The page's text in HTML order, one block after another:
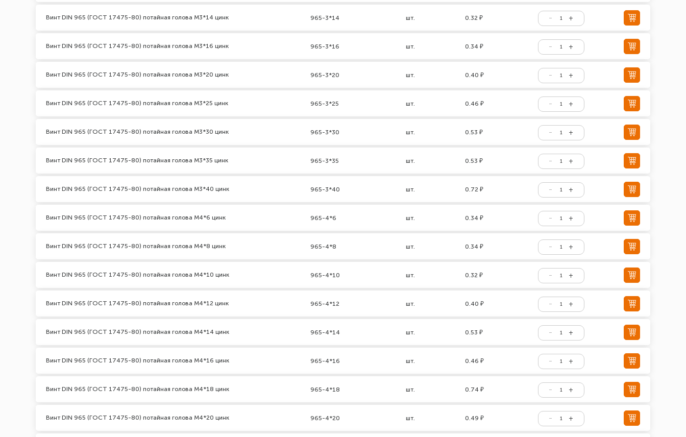
Винт DIN 965 (ГОСТ 17475-80) потайная голова М3*14 цинк 965-3*14 шт. 0.32 ₽
Винт DIN 965 (ГОСТ 17475-80) потайная голова М3*16 цинк 965-3*16 шт. 0.34 ₽
Винт DIN 965 (ГОСТ 17475-80) потайная голова М3*20 цинк 965-3*20 шт. 0.40 ₽
Винт DIN 965 (ГОСТ 17475-80) потайная голова М3*25 цинк 965-3*25 шт. 0.46 ₽
Винт DIN 965 (ГОСТ 17475-80) потайная голова М3*30 цинк 965-3*30 шт. 0.53 ₽
Винт DIN 965 (ГОСТ 17475-80) потайная голова М3*35 цинк 965-3*35 шт. 0.53 ₽
Винт DIN 965 (ГОСТ 17475-80) потайная голова М3*40 цинк 965-3*40 шт. 0.72 ₽
Винт DIN 965 (ГОСТ 17475-80) потайная голова М4*6 цинк 965-4*6 шт. 0.34 ₽
Винт DIN 965 (ГОСТ 17475-80) потайная голова М4*8 цинк 965-4*8 шт. 0.34 ₽
Винт DIN 965 (ГОСТ 17475-80) потайная голова М4*10 цинк 965-4*10 шт. 0.32 ₽
Винт DIN 965 (ГОСТ 17475-80) потайная голова М4*12 цинк 965-4*12 шт. 0.40 ₽
Винт DIN 965 (ГОСТ 17475-80) потайная голова М4*14 цинк 965-4*14 шт. 0.53 ₽
Винт DIN 965 (ГОСТ 17475-80) потайная голова М4*16 цинк 965-4*16 шт. 0.46 ₽
Винт DIN 965 (ГОСТ 17475-80) потайная голова М4*18 цинк 965-4*18 шт. 0.74 ₽
Винт DIN 965 (ГОСТ 17475-80) потайная голова М4*20 цинк 965-4*20 шт. 0.49 ₽